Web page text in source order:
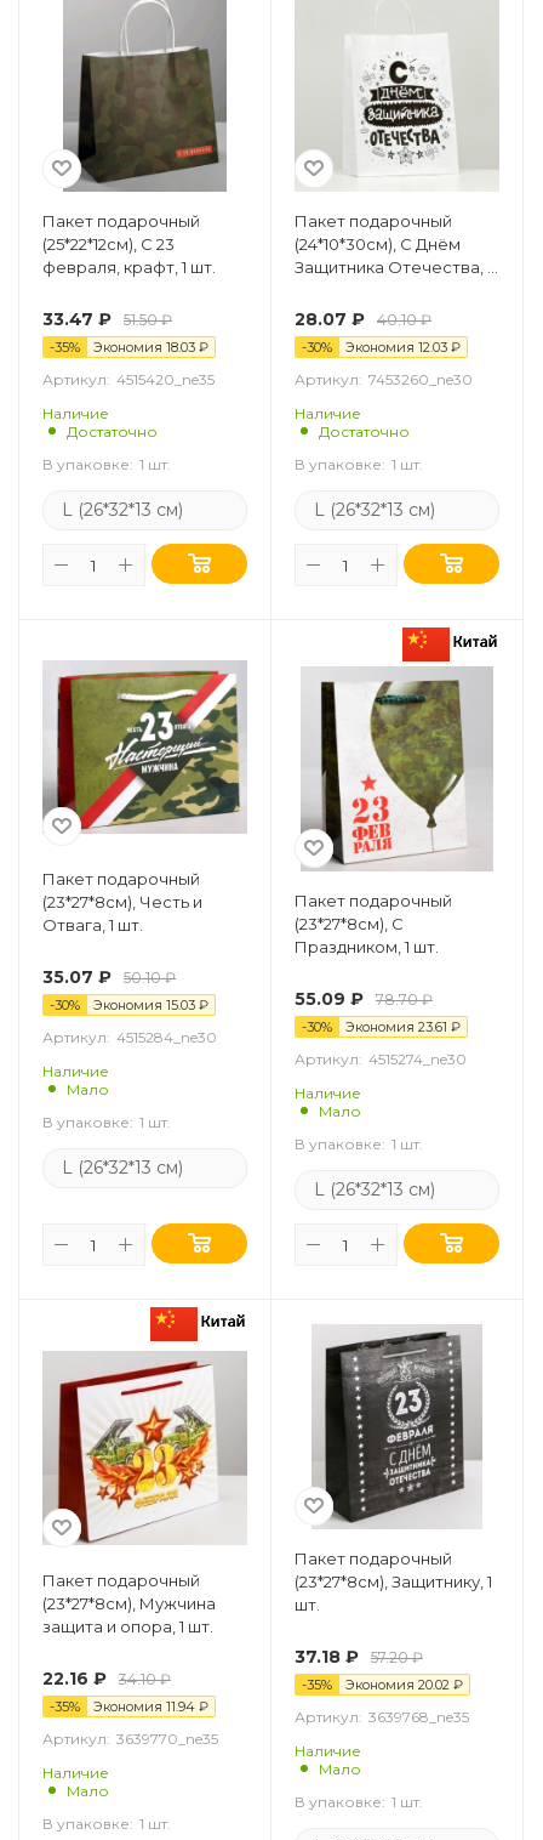
Пакет подарочный
(25*22*12см), С 23
февраля, крафт, 1 шт.
33.47 ₽ 51.50₽
-35% Экономия 18.03 ₽
Артикул: 4515420_ne35
Наличие
Достаточно
В упаковке: 1 шт.
L (26*32*13 см)
Пакет подарочный
(24*10*30см), С Днём
Защитника Отечества, 1
28.07 ₽ 40.10₽
-30% Экономия 12.03 ₽
Артикул: 7453260_ne30
Наличие
Достаточно
В упаковке: 1 шт.
L (26*32*13 см)
Пакет подарочный
(23*27*8см), Честь и
Отвага, 1 шт.
35.07 ₽ 50.10₽
-30% Экономия 15.03 ₽
Артикул: 4515284_ne30
Наличие
Мало
В упаковке: 1 шт.
L (26*32*13 см)
Пакет подарочный
(23*27*8см), С
Праздником, 1 шт.
55.09 ₽ 78.70₽
-30% Экономия 23.61 ₽
Артикул: 4515274_ne30
Наличие
Мало
В упаковке: 1 шт.
L (26*32*13 см)
Пакет подарочный
(23*27*8см), Мужчина
защита и опора, 1 шт.
22.16 ₽ 34.10₽
-35% Экономия 11.94 ₽
Артикул: 3639770_ne35
Наличие
Мало
В упаковке: 1 шт.
Пакет подарочный
(23*27*8см), Защитнику, 1
шт.
37.18 ₽ 57.20₽
-35% Экономия 20.02 ₽
Артикул: 3639768_ne35
Наличие
Мало
В упаковке: 1 шт.